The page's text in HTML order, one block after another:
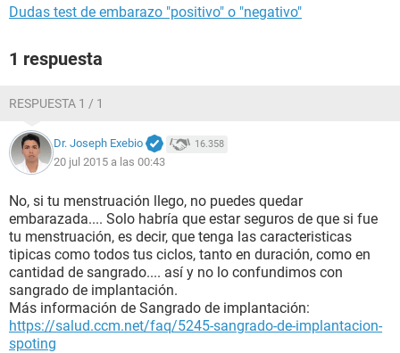
Dudas test de embarazo "positivo" o "negativo"
1 respuesta
RESPUESTA 1 / 1
Dr. Joseph Exebio 16.358
20 jul 2015 a las 00:43
No, si tu menstruación llego, no puedes quedar
embarazada.... Solo habría que estar seguros de que si fue
tu menstruación, es decir, que tenga las caracteristicas
tipicas como todos tus ciclos, tanto en duración, como en
cantidad de sangrado.... así y no lo confundimos con
sangrado de implantación.
Más información de Sangrado de implantación:
https://salud.ccm.net/faq/5245-sangrado-de-implantacion-
spoting